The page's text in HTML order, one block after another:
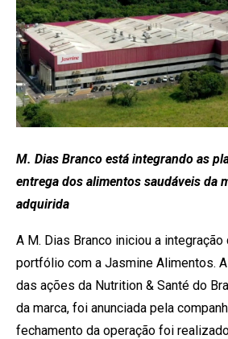
M. Dias Branco está integrando as
entrega dos alimentos saudáveis da
adquirida
A M. Dias Branco iniciou a
portfólio com a Jasmine Alimentos.
das ações da Nutrition & Santé do
da marca, foi anunciada pela
fechamento da operação foi